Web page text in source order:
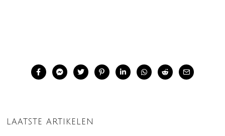
LAATSTE ARTIKELEN